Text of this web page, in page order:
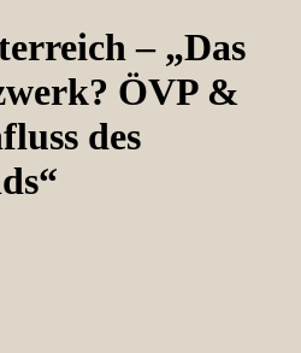
– „Das
ÖVP &
des